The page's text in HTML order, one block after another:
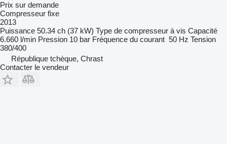
Prix sur demande
Compresseur fixe
2013
Puissance 50.34 ch (37 kW) Type de compresseur à vis Capacité
6.660 l/min Pression 10 bar Fréquence du courant 50 Hz Tension
380/400
République tchèque, Chrast
Contacter le vendeur